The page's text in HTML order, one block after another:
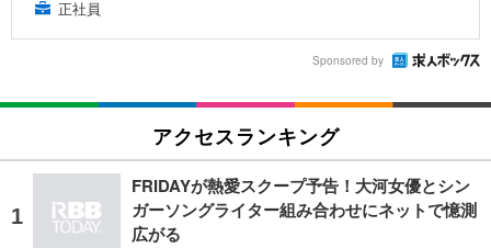
正社員
Sponsored by
アクセスランキング
FRIDAYが熱愛スクープ予告！大河女優とシン
ガーソングライター組み合わせにネットで憶測
広がる